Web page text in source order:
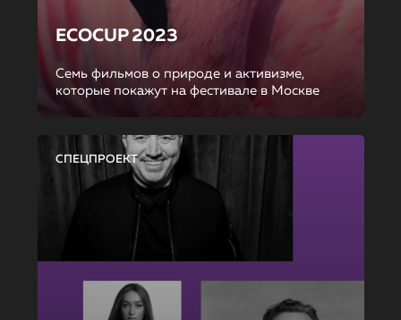
ECOCUP 2023
Семь фильмов о природе и активизме,
которые покажут на фестивале в Москве
СПЕЦПРОЕКТ